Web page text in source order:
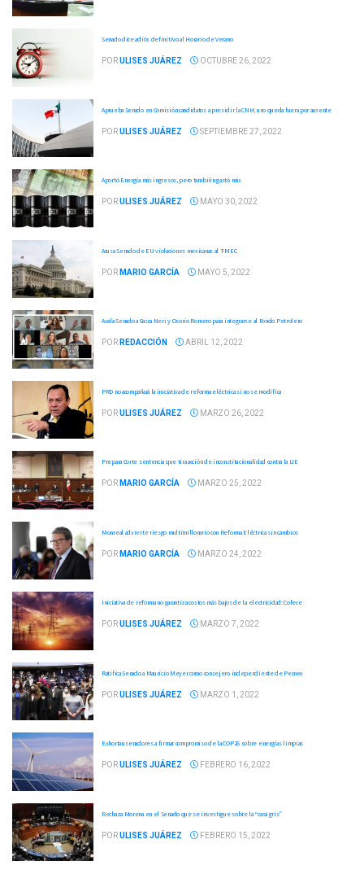
Senado dice adiós definitivo al Horario de Verano
PORULISES JUÁREZ OCTUBRE 26, 2022
Aprueba Senado en Comisión candidatos a presidir la CNH; uno queda fuera por ausente
PORULISES JUÁREZ SEPTIEMBRE 27, 2022
Aportó Energía más ingresos, pero también gastó más
PORULISES JUÁREZ MAYO 30, 2022
Acusa Senado de EU violaciones mexicanas al T-MEC
POR MARIO GARCÍA MAYO 5, 2022
Avala Senado a Gasca Neri y Osorio Romero para integrarse al Fondo Petrolero
POR REDACCIÓN ABRIL 12, 2022
PRD no acompañará la iniciativa de reforma eléctrica si no se modifica
PORULISES JUÁREZ MARZO 26, 2022
Prepara Corte sentencia que tira acción de inconstitucionalidad contra la LIE
POR MARIO GARCÍA MARZO 25, 2022
Monreal advierte riesgo multimillonario con Reforma Eléctrica sin cambios
POR MARIO GARCÍA MARZO 24, 2022
Iniciativa de reforma no garantiza costos más bajos de la electricidad: Cofece
PORULISES JUÁREZ MARZO 7, 2022
Ratifica Senado a Mauricio Meyer como consejero independiente de Pemex
PORULISES JUÁREZ MARZO 1, 2022
Exhortan senadores a firmar compromiso de la COP26 sobre energías limpias
PORULISES JUÁREZ FEBRERO 16, 2022
Rechaza Morena en el Senado que se investigue sobre la “casa gris”
PORULISES JUÁREZ FEBRERO 15, 2022